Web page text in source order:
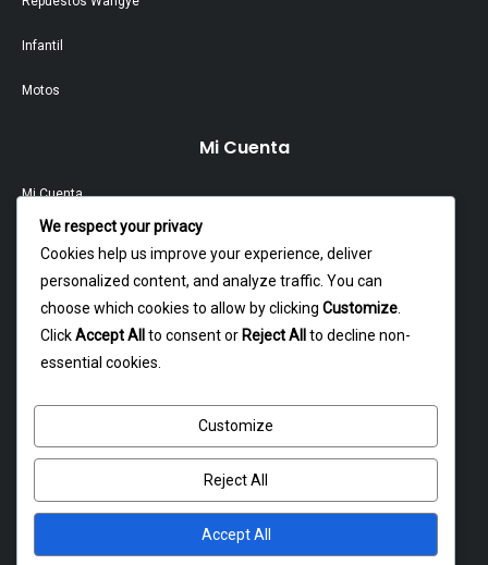
Infantil
Motos
Mi Cuenta
Mi Cuenta
Garantía Y Devoluciones
Política Y Privacidad
Dagoberto godoy 16, cerrillos
atencion@rxmotochile.cl
+56934993058
We respect your privacy
Cookies help us improve your experience, deliver
personalized content, and analyze traffic. You can
choose which cookies to allow by clicking Customize
ClickAccept All to consent or Reject All to decline non-
essential cookies.
Customize
Reject All
Accept All